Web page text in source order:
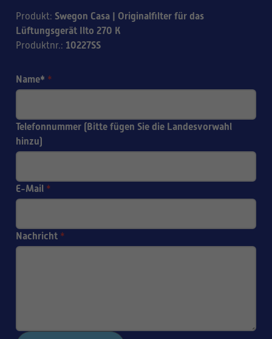
Produkt: Swegon Casa | Originalfilter für das
Lüftungsgerät Ilto 270 K
Produktnr.: 10227SS
Name* *
Telefonnummer (Bitte fügen Sie die Landesvorwahl
hinzu)
E-Mail *
Nachricht *